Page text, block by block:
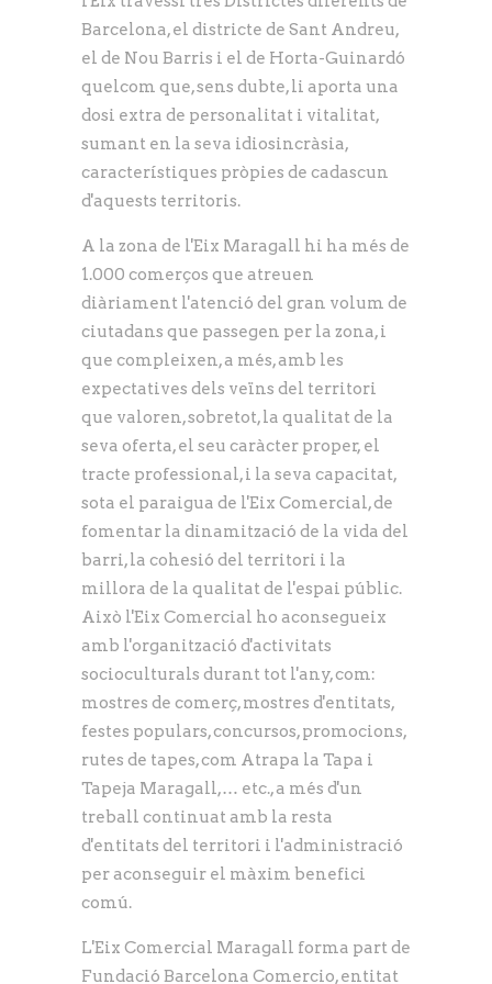
Barcelona, el districte de Sant Andreu,
el de Nou Barris i el de Horta-Guinardó
quelcom que, sens dubte, li aporta una
dosi extra de personalitat i vitalitat,
sumant en la seva idiosincràsia,
característiques pròpies de cadascun
d'aquests territoris.
A la zona de l'Eix Maragall hi ha més de
1.000 comerços que atreuen
diàriament l'atenció del gran volum de
ciutadans que passegen per la zona, i
que compleixen, a més, amb les
expectatives dels veïns del territori
que valoren, sobretot, la qualitat de la
seva oferta, el seu caràcter proper, el
tracte professional, i la seva capacitat,
sota el paraigua de l'Eix Comercial, de
fomentar la dinamització de la vida del
barri, la cohesió del territori i la
millora de la qualitat de l'espai públic.
Això l'Eix Comercial ho aconsegueix
amb l'organització d'activitats
socioculturals durant tot l'any, com:
mostres de comerç, mostres d'entitats,
festes populars, concursos, promocions,
rutes de tapes, com Atrapa la Tapa i
Tapeja Maragall,… etc., a més d'un
treball continuat amb la resta
d'entitats del territori i l'administració
per aconseguir el màxim benefici
comú.
L'Eix Comercial Maragall forma part de
Fundació Barcelona Comercio, entitat